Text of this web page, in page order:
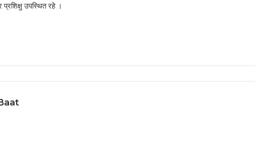
प्रशिक्षु उपस्थित रहे ।